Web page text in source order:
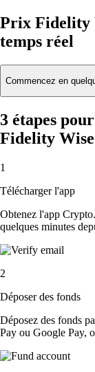
Prix Fidelity
temps réel
Commencez en
3 étapes
Fidelity
1
Télécharger l'app
Obtenez l'app
quelques minutes
2
Déposer des fonds
Déposez des fonds
Pay ou Google Pay,